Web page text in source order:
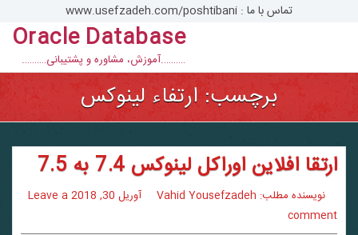
تماس با ما : www.usefzadeh.com/poshtibani
Oracle Database
……….آموزش، مشاوره و پشتیبانی……….
برچسب:ارتفاء لینوکس
ارتقا افلاین اوراکل لینوکس 7.4 به 7.5
نویسنده مطلب: Vahid Yousefzadeh آوریل 30, 2018
Leave a
comment